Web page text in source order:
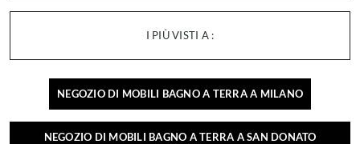
I PIÙ VISTI A :
NEGOZIO DI MOBILI BAGNO A TERRA A MILANO
NEGOZIO DI MOBILI BAGNO A TERRA A SAN DONATO